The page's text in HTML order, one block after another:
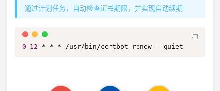
通过计划任务，自动检查证书期限，并实现自动续期
0 12 * * * /usr/bin/certbot renew --quiet